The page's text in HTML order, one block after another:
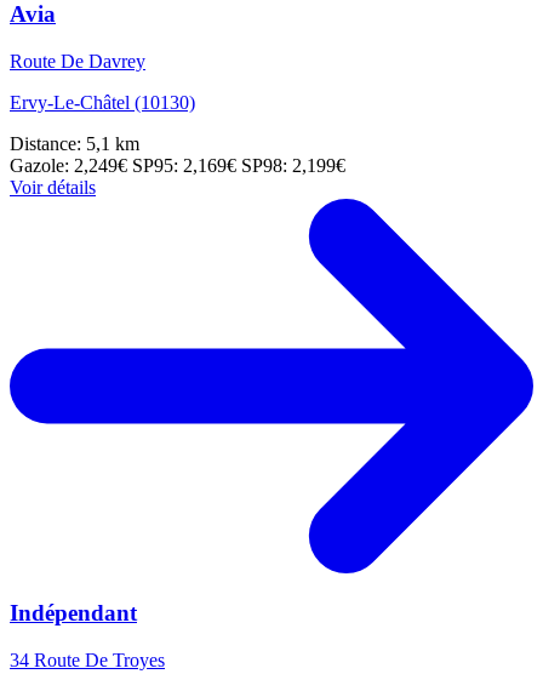
Avia
Route De Davrey
Ervy-Le-Châtel (10130)
Distance: 5,1 km
Gazole: 2,249€ SP95: 2,169€ SP98: 2,199€
Voir détails
Indépendant
34 Route De Troyes